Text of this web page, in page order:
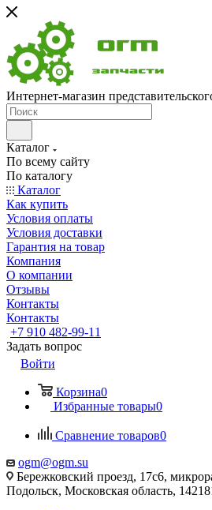
Интернет-магазин
Каталог
По всему сайту
По каталогу
Каталог
Как купить
Условия оплаты
Условия доставки
Гарантия на товар
Компания
О компании
Отзывы
Контакты
Контакты
+7 910 482-99-11
Задать вопрос
Войти
Корзина0
Избранные товары0
Сравнение товаров0
ogm@ogm.su
Бережковский проезд, 17с6,
Подольск, Московская область,